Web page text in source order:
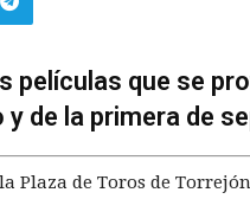
películas que se
de la primera de
Plaza de Toros de